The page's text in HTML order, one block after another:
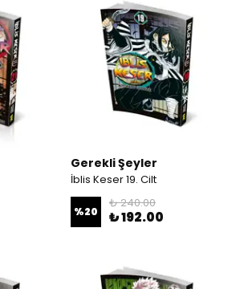
Gerekli Şeyler
İblis Keser 19. Cilt
%20
₺ 240.00
₺ 192.00